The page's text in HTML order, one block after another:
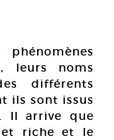
leurs noms
différents
ils sont issus
Il arrive que
et riche et le